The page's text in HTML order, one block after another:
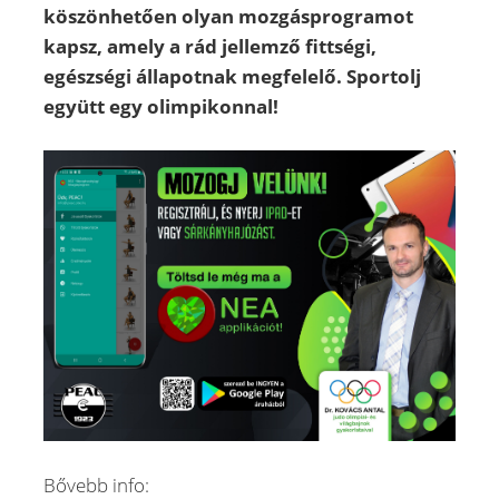
köszönhetően olyan mozgásprogramot
kapsz, amely a rád jellemző fittségi,
egészségi állapotnak megfelelő. Sportolj
együtt egy olimpikonnal!
Bővebb info: